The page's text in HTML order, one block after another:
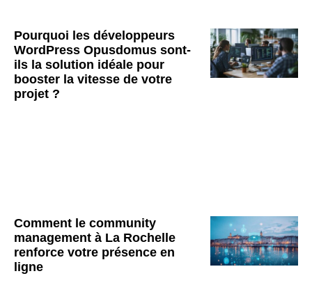
Pourquoi les développeurs
WordPress Opusdomus sont-
ils la solution idéale pour
booster la vitesse de votre
projet ?
Comment le community
management à La Rochelle
renforce votre présence en
ligne